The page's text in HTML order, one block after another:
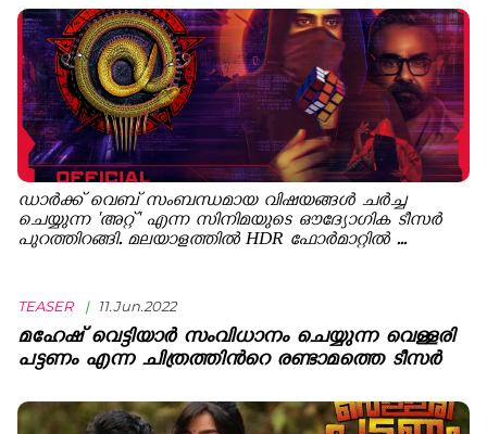
ഡാർക്ക്‌ വെബ് സംബന്ധമായ വിഷയങ്ങൾ ചർച്ച
ചെയ്യുന്ന 'അറ്റ്' എന്ന സിനിമയുടെ ഔദ്യോഗിക ടീസർ
പുറത്തിറങ്ങി. മലയാളത്തിൽ HDR ഫോർമാറ്റിൽ ...
TEASER | 11.Jun.2022
മഹേഷ് വെട്ടിയാര്‍ സംവിധാനം ചെയ്യുന്ന വെള്ളരി
പട്ടണം എന്ന ചിത്രത്തിന്‍റെ രണ്ടാമത്തെ ടീസര്‍